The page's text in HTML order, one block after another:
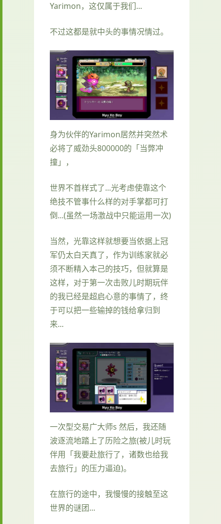
Yarimon，这仅属于我们...
不过这都是就中头的事情况情过。
身为伙伴的Yarimon居然并突然术
必将了威劲头800000的「当弊冲
撞」，
世界不首样式了...光考虑使靠这个
绝技不管事什么样的对手掌都可打
倒...(虽然一场激战中只能运用一次)
当然，光靠这样就想要当依据上冠
军仍太白天真了，作为训练家就必
须不断精入本己的技巧，但就算是
这样，对于第一次击败儿时期玩伴
的我已经是超启心意的事情了，终
于可以把一些输掉的钱给拿归到
来...
一次型交易广大师s 然后，我还随
波逐流地踏上了历险之旅(被儿时玩
伴用「我要赴旅行了，诸数也给我
去旅行」的压力逼迫)。
在旅行的途中，我慢慢的接触至这
世界的谜团...